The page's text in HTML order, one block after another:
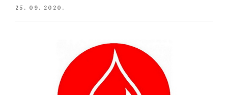
POSTED
25. 09. 2020.